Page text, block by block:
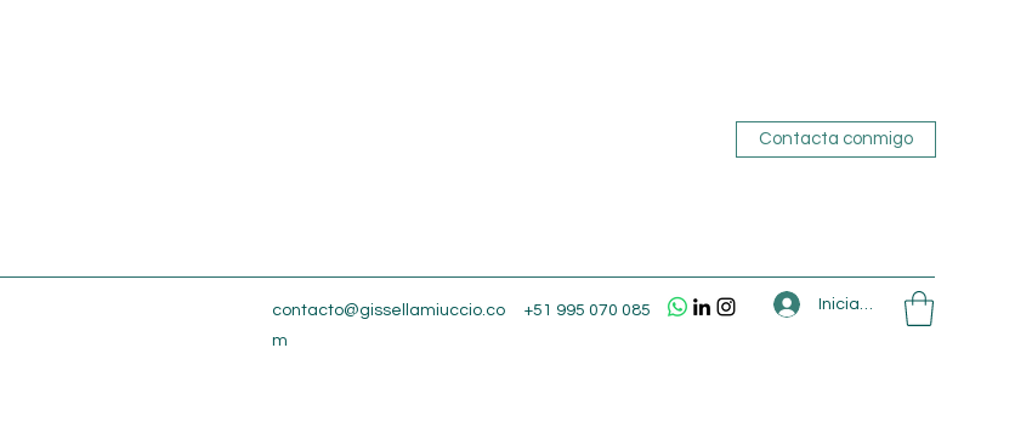
Contacta conmigo
contacto@gissellamiuccio.co
m
+51 995 070 085 Iniciar sesión